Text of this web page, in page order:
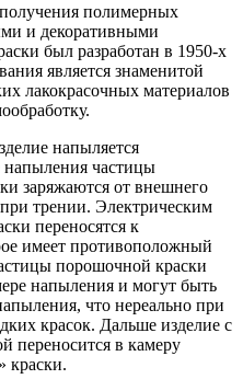
полимерных
и декоративными
был разработан в 1950-х
является знаменитой
лакокрасочных материалов
напыляется
напыления частицы
заряжаются от внешнего
трении. Электрическим
переносятся к
имеет противоположный
порошочной краски
напыления и могут быть
что нереально при
красок. Дальше изделие с
переносится в камеру
краски.